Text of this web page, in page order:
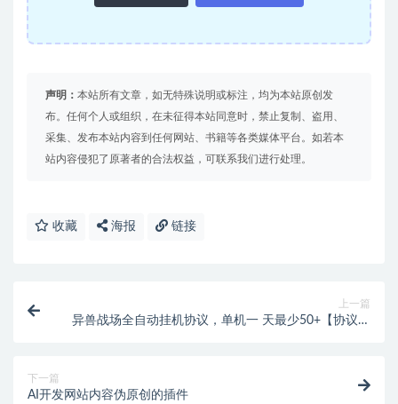
声明： 本站所有文章，如无特殊说明或标注，均为本站原创发
布。任何个人或组织，在未征得本站同意时，禁止复制、盗用、
采集、发布本站内容到任何网站、书籍等各类媒体平台。如若本
站内容侵犯了原著者的合法权益，可联系我们进行处理。
收藏 海报 链接
上一篇
异兽战场全自动挂机协议，单机一 天最少50+【协议脚
下一篇
AI开发网站内容伪原创的插件